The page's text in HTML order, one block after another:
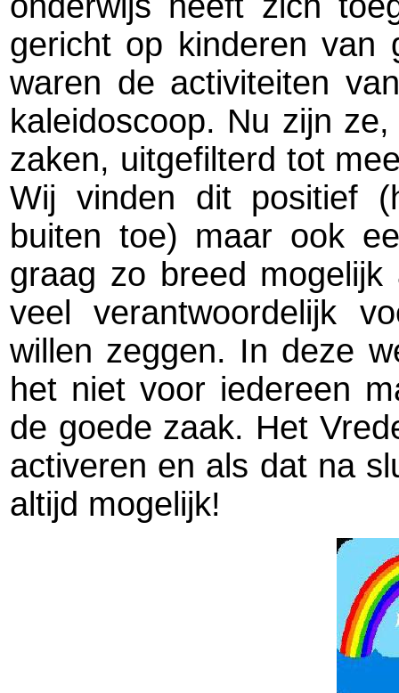
gericht op kinderen
waren de activiteiten
kaleidoscoop. Nu zijn
zaken, uitgefilterd tot
Wij vinden dit positief
buiten toe) maar ook
graag zo breed
veel verantwoordelijk
willen zeggen. In deze
het niet voor iedereen
de goede zaak. Het
activeren en als dat na
altijd mogelijk!